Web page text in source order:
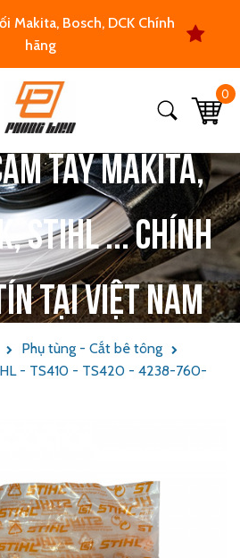
Makita, Bosch, DCK Chính
hãng
0
tay Makita,
Stihl ... chính
tại Việt Nam
Phụ tùng - Cắt bê tông
- TS410 - TS420 - 4238-760-